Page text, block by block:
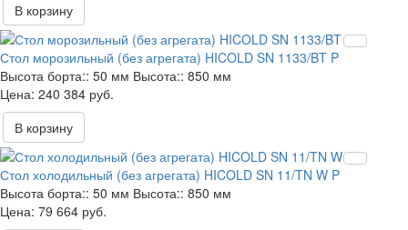
В корзину
Стол морозильный (без агрегата) HICOLD SN 1133/BT P
Высота борта:: 50 мм Высота:: 850 мм
240 384 руб.
В корзину
Стол холодильный (без агрегата) HICOLD SN 11/TN W P
Высота борта:: 50 мм Высота:: 850 мм
79 664 руб.